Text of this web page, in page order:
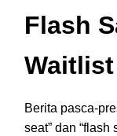
Flash
Waitlist
Berita pasca-
seat” dan “flash